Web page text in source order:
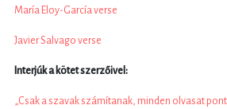
María Eloy-García verse
Javier Salvago verse
Interjúk a kötet szerzőivel:
„Csak a szavak számítanak, minden olvasat